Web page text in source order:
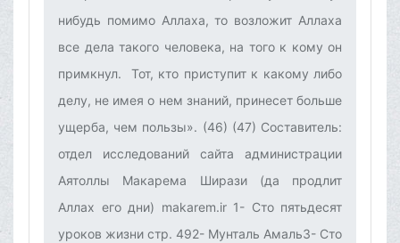
нибудь помимо Аллаха, то возложит Аллаха
все дела такого человека, на того к кому он
примкнул. Тот, кто приступит к какому либо
делу, не имея о нем знаний, принесет больше
ущерба, чем пользы». (46) (47) Составитель:
отдел исследований сайта администрации
Аятоллы Макарема Ширази (да продлит
Аллах его дни) makarem.ir 1- Сто пятьдесят
уроков жизни стр. 492- Мунталь Амаль3- Сто